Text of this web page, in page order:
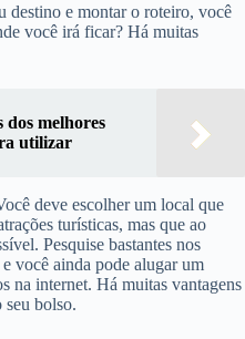
destino e montar o roteiro, você
você irá ficar? Há muitas
dos melhores
utilizar
deve escolher um local que
turísticas, mas que ao
Pesquise bastantes nos
você ainda pode alugar um
na internet. Há muitas vantagens
seu bolso.